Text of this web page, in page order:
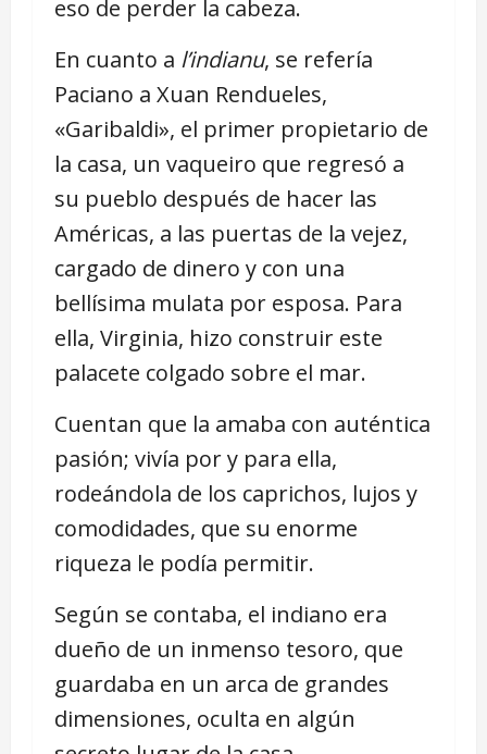
eso de perder la cabeza.
En cuanto a l’indianu, se refería
Paciano a Xuan Rendueles,
«Garibaldi», el primer propietario de
la casa, un vaqueiro que regresó a
su pueblo después de hacer las
Américas, a las puertas de la vejez,
cargado de dinero y con una
bellísima mulata por esposa. Para
ella, Virginia, hizo construir este
palacete colgado sobre el mar.
Cuentan que la amaba con auténtica
pasión; vivía por y para ella,
rodeándola de los caprichos, lujos y
comodidades, que su enorme
riqueza le podía permitir.
Según se contaba, el indiano era
dueño de un inmenso tesoro, que
guardaba en un arca de grandes
dimensiones, oculta en algún